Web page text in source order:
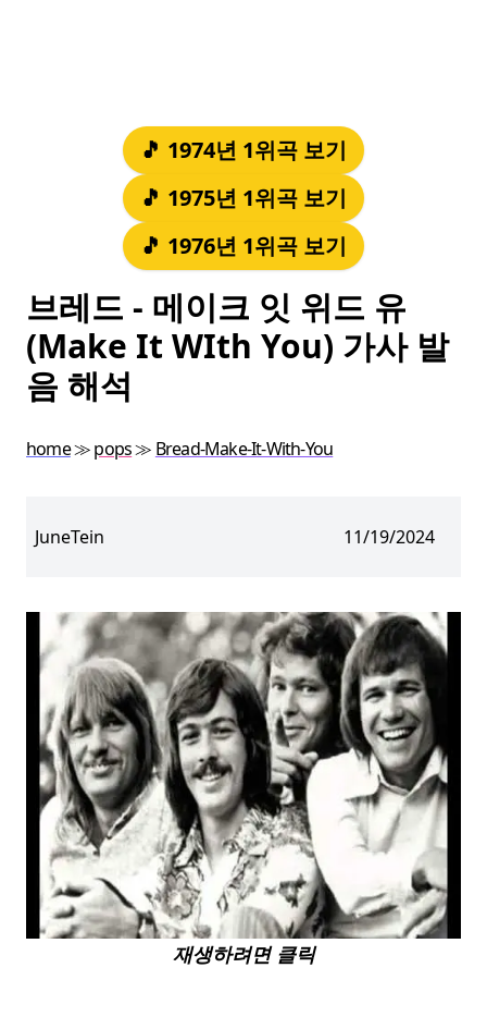
🎵 1974년 1위곡 보기
🎵 1975년 1위곡 보기
🎵 1976년 1위곡 보기
브레드 - 메이크 잇 위드 유
(Make It WIth You) 가사 발
음 해석
home≫pops≫ Bread-Make-It-With-You
JuneTein 11/19/2024
재생하려면 클릭